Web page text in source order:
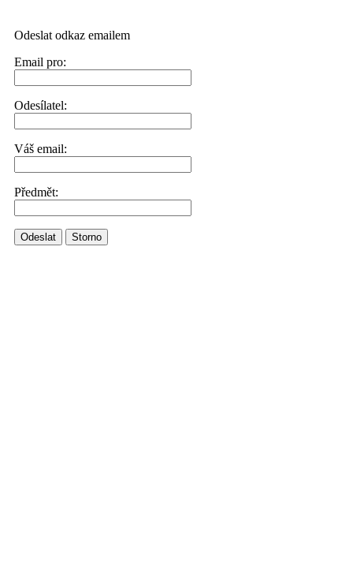
Odeslat odkaz emailem
Email pro:
Odesílatel:
Váš email:
Předmět:
Odeslat Storno